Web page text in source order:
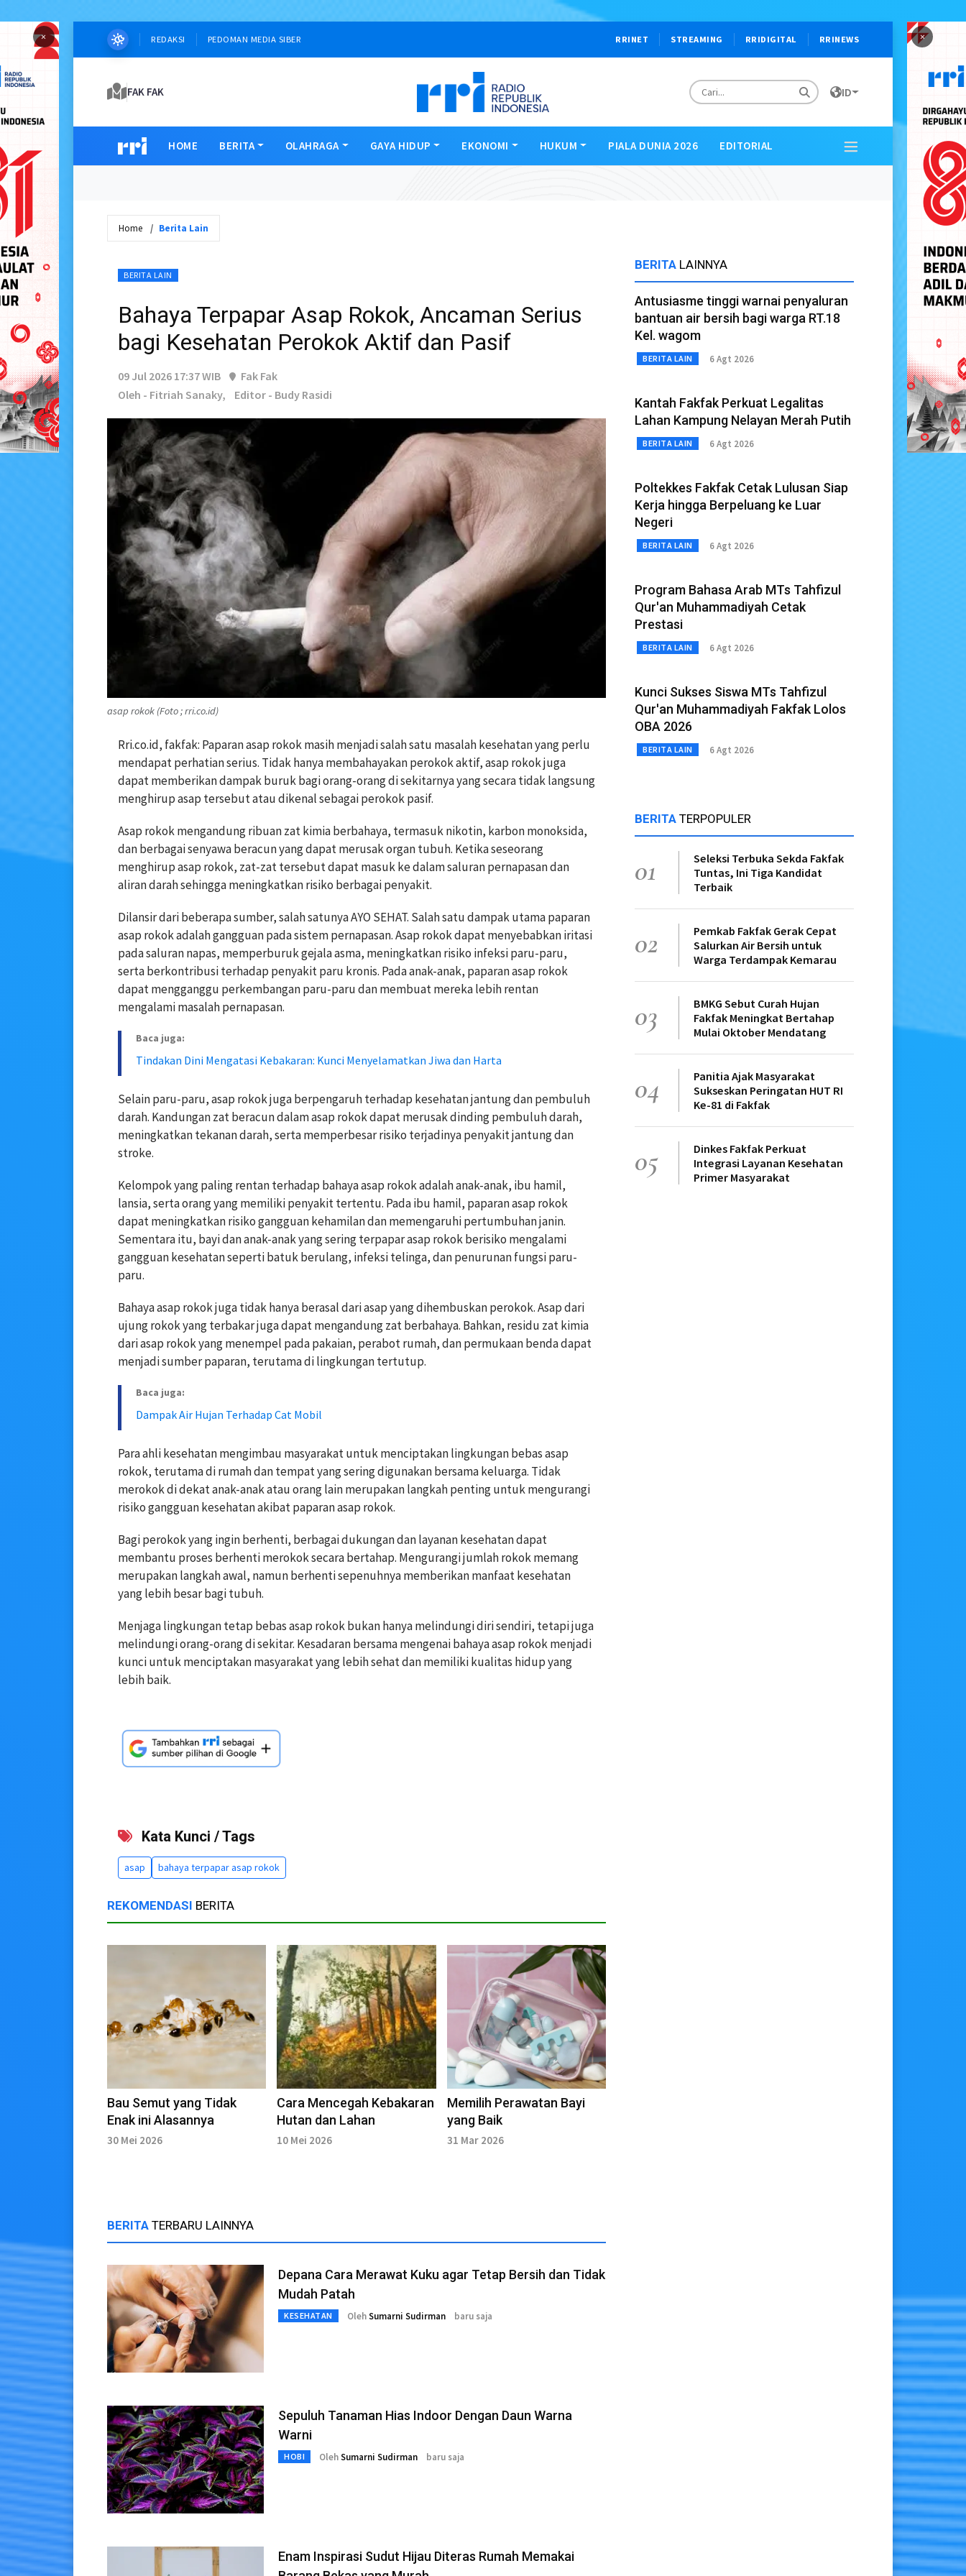
× ×
REDAKSI PEDOMAN MEDIA SIBER RRINET STREAMING RRIDIGITAL RRINEWS
FAK FAK ID
HOME BERITA OLAHRAGA GAYA HIDUP EKONOMI HUKUM PIALA DUNIA 2026 EDITORIAL
Home Berita Lain
BERITA LAIN
Bahaya Terpapar Asap Rokok, Ancaman Serius
bagi Kesehatan Perokok Aktif dan Pasif
09 Jul 2026 17:37 WIB
Fak Fak
Oleh - Fitriah Sanaky,
Editor - Budy Rasidi
asap rokok (Foto ; rri.co.id)
Rri.co.id, fakfak: Paparan asap rokok masih menjadi salah satu masalah kesehatan yang perlu
mendapat perhatian serius. Tidak hanya membahayakan perokok aktif, asap rokok juga
dapat memberikan dampak buruk bagi orang-orang di sekitarnya yang secara tidak langsung
menghirup asap tersebut atau dikenal sebagai perokok pasif.
Asap rokok mengandung ribuan zat kimia berbahaya, termasuk nikotin, karbon monoksida,
dan berbagai senyawa beracun yang dapat merusak organ tubuh. Ketika seseorang
menghirup asap rokok, zat-zat tersebut dapat masuk ke dalam saluran pernapasan dan
aliran darah sehingga meningkatkan risiko berbagai penyakit.
Dilansir dari beberapa sumber, salah satunya AYO SEHAT. Salah satu dampak utama paparan
asap rokok adalah gangguan pada sistem pernapasan. Asap rokok dapat menyebabkan iritasi
pada saluran napas, memperburuk gejala asma, meningkatkan risiko infeksi paru-paru,
serta berkontribusi terhadap penyakit paru kronis. Pada anak-anak, paparan asap rokok
dapat mengganggu perkembangan paru-paru dan membuat mereka lebih rentan
mengalami masalah pernapasan.
Baca juga:
Tindakan Dini Mengatasi Kebakaran: Kunci Menyelamatkan Jiwa dan Harta
Selain paru-paru, asap rokok juga berpengaruh terhadap kesehatan jantung dan pembuluh
darah. Kandungan zat beracun dalam asap rokok dapat merusak dinding pembuluh darah,
meningkatkan tekanan darah, serta memperbesar risiko terjadinya penyakit jantung dan
stroke.
Kelompok yang paling rentan terhadap bahaya asap rokok adalah anak-anak, ibu hamil,
lansia, serta orang yang memiliki penyakit tertentu. Pada ibu hamil, paparan asap rokok
dapat meningkatkan risiko gangguan kehamilan dan memengaruhi pertumbuhan janin.
Sementara itu, bayi dan anak-anak yang sering terpapar asap rokok berisiko mengalami
gangguan kesehatan seperti batuk berulang, infeksi telinga, dan penurunan fungsi paru-
paru.
Bahaya asap rokok juga tidak hanya berasal dari asap yang dihembuskan perokok. Asap dari
ujung rokok yang terbakar juga dapat mengandung zat berbahaya. Bahkan, residu zat kimia
dari asap rokok yang menempel pada pakaian, perabot rumah, dan permukaan benda dapat
menjadi sumber paparan, terutama di lingkungan tertutup.
Baca juga:
Dampak Air Hujan Terhadap Cat Mobil
Para ahli kesehatan mengimbau masyarakat untuk menciptakan lingkungan bebas asap
rokok, terutama di rumah dan tempat yang sering digunakan bersama keluarga. Tidak
merokok di dekat anak-anak atau orang lain merupakan langkah penting untuk mengurangi
risiko gangguan kesehatan akibat paparan asap rokok.
Bagi perokok yang ingin berhenti, berbagai dukungan dan layanan kesehatan dapat
membantu proses berhenti merokok secara bertahap. Mengurangi jumlah rokok memang
merupakan langkah awal, namun berhenti sepenuhnya memberikan manfaat kesehatan
yang lebih besar bagi tubuh.
Menjaga lingkungan tetap bebas asap rokok bukan hanya melindungi diri sendiri, tetapi juga
melindungi orang-orang di sekitar. Kesadaran bersama mengenai bahaya asap rokok menjadi
kunci untuk menciptakan masyarakat yang lebih sehat dan memiliki kualitas hidup yang
lebih baik.
Kata Kunci / Tags
asap bahaya terpapar asap rokok
REKOMENDASI BERITA
Bau Semut yang Tidak
Enak ini Alasannya
30 Mei 2026
Cara Mencegah Kebakaran
Hutan dan Lahan
10 Mei 2026
Memilih Perawatan Bayi
yang Baik
31 Mar 2026
BERITA TERBARU LAINNYA
Depana Cara Merawat Kuku agar Tetap Bersih dan Tidak
Mudah Patah
KESEHATAN OlehSumarni Sudirman baru saja
Sepuluh Tanaman Hias Indoor Dengan Daun Warna
Warni
HOBI OlehSumarni Sudirman baru saja
Enam Inspirasi Sudut Hijau Diteras Rumah Memakai
BERITA LAINNYA
Antusiasme tinggi warnai penyaluran
bantuan air bersih bagi warga RT.18
Kel. wagom
BERITA LAIN 6 Agt 2026
Kantah Fakfak Perkuat Legalitas
Lahan Kampung Nelayan Merah Putih
BERITA LAIN 6 Agt 2026
Poltekkes Fakfak Cetak Lulusan Siap
Kerja hingga Berpeluang ke Luar
Negeri
BERITA LAIN 6 Agt 2026
Program Bahasa Arab MTs Tahfizul
Qur'an Muhammadiyah Cetak
Prestasi
BERITA LAIN 6 Agt 2026
Kunci Sukses Siswa MTs Tahfizul
Qur'an Muhammadiyah Fakfak Lolos
OBA 2026
BERITA LAIN 6 Agt 2026
BERITA TERPOPULER
01
Seleksi Terbuka Sekda Fakfak
Tuntas, Ini Tiga Kandidat
Terbaik
02
Pemkab Fakfak Gerak Cepat
Salurkan Air Bersih untuk
Warga Terdampak Kemarau
03
BMKG Sebut Curah Hujan
Fakfak Meningkat Bertahap
Mulai Oktober Mendatang
04
Panitia Ajak Masyarakat
Sukseskan Peringatan HUT RI
Ke-81 di Fakfak
05
Dinkes Fakfak Perkuat
Integrasi Layanan Kesehatan
Primer Masyarakat